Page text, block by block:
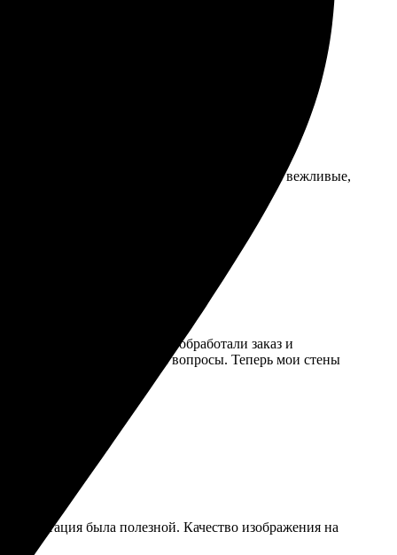
быстрым. Как только я сделала заказ, меня
Обязательно вернусь снова!
Сайт удобный, всё понятно. Операторы вежливые,
нужные размеры. Быстро обработали заказ и
ответила на все вопросы. Теперь мои стены
была полезной. Качество изображения на